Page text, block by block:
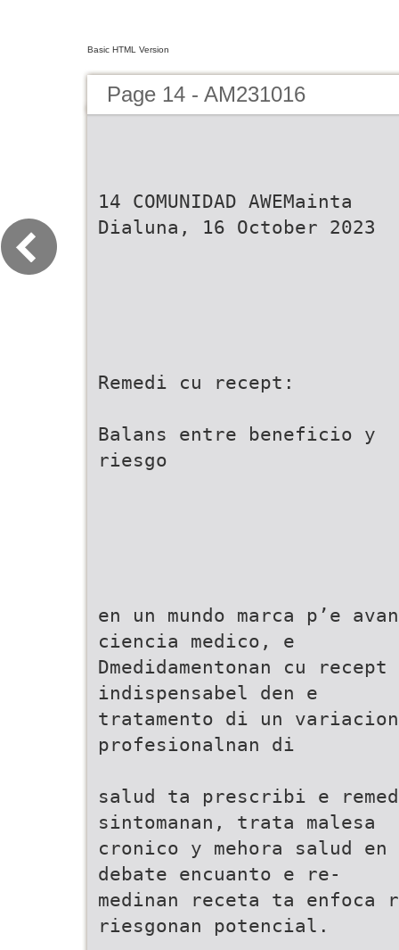
Basic HTML Version
Page 14 - AM231016
14 COMUNIDAD AWEMainta
Dialuna, 16 October 2023
Remedi cu recept:
Balans entre beneficio y
riesgo
en un mundo marca p’e
ciencia medico, e
Dmedidamentonan cu
indispensabel den e
tratamento di un
profesionalnan di
salud ta prescribi e
sintomanan, trata malesa
cronico y mehora salud en
debate encuanto e re-
medinan receta ta enfoca
riesgonan potencial.